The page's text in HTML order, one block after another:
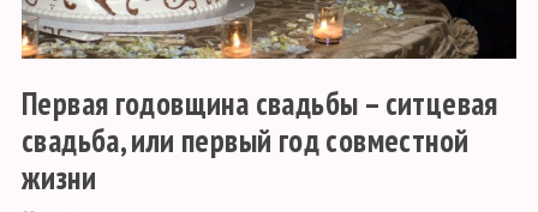
Первая годовщина свадьбы – ситцевая
свадьба, или первый год совместной
жизни